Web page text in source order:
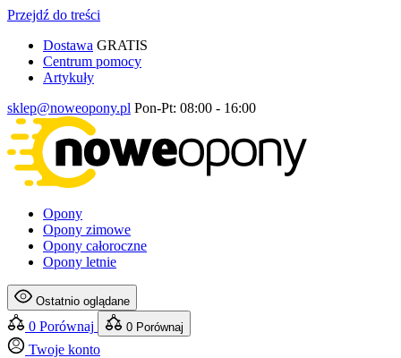
Przejdź do treści
Dostawa GRATIS
Centrum pomocy
Artykuły
sklep@noweopony.pl Pon-Pt: 08:00 - 16:00
Opony
Opony zimowe
Opony całoroczne
Opony letnie
Ostatnio oglądane
0 Porównaj 0 Porównaj
Twoje konto